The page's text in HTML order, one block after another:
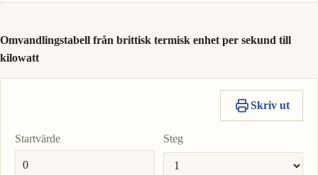
Omvandlingstabell från brittisk termisk enhet per sekund till
kilowatt
Skriv ut
Startvärde Steg